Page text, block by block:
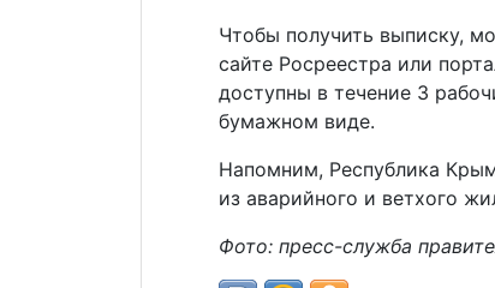
Чтобы получить выписку,
сайте Росреестра или
доступны в течение 3
бумажном виде.
Напомним, Республика
из аварийного и ветхого
Фото: пресс-служба